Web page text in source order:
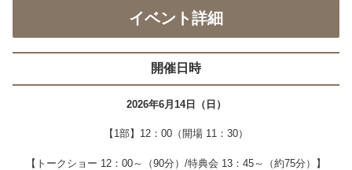
イベント詳細
開催日時
2026年6月14日（日）
【1部】12：00（開場 11：30）
【トークショー 12：00～（90分）/特典会 13：45～（約75分）】